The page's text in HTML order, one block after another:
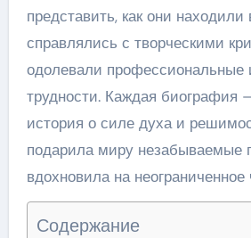
представить, как они находили
справлялись с творческими
одолевали профессиональные
трудности. Каждая биография
история о силе духа и
подарила миру незабываемые
вдохновила на
Содержание